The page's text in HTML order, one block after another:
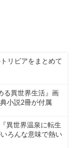
リビアをまとめて
る異世界生活』画
小説2冊が付属
異世界温泉に転生
ろんな意味で熱い